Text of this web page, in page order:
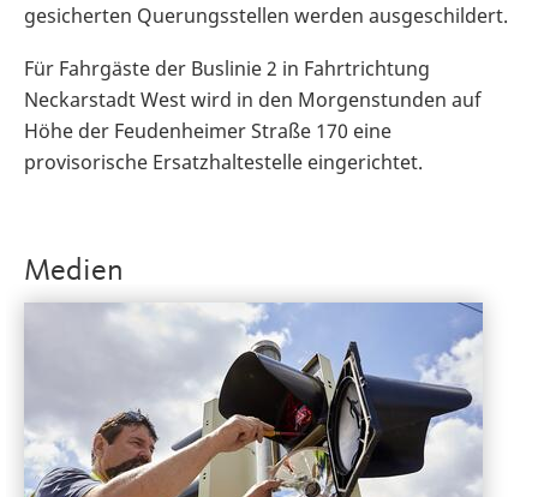
gesicherten Querungsstellen werden ausgeschildert.
Für Fahrgäste der Buslinie 2 in Fahrtrichtung
Neckarstadt West wird in den Morgenstunden auf
Höhe der Feudenheimer Straße 170 eine
provisorische Ersatzhaltestelle eingerichtet.
Medien